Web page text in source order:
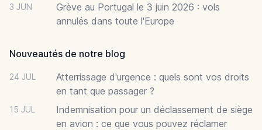
3 JUN
Grève au Portugal le 3 juin 2026 : vols
annulés dans toute l'Europe
Nouveautés de notre blog
24 JUL
Atterrissage d'urgence : quels sont vos droits
en tant que passager ?
15 JUL
Indemnisation pour un déclassement de siège
en avion : ce que vous pouvez réclamer